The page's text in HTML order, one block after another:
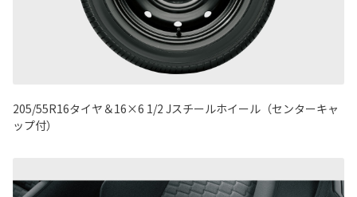
205/55R16タイヤ＆16×6 1/2 Jスチールホイール（センターキャ
ップ付）